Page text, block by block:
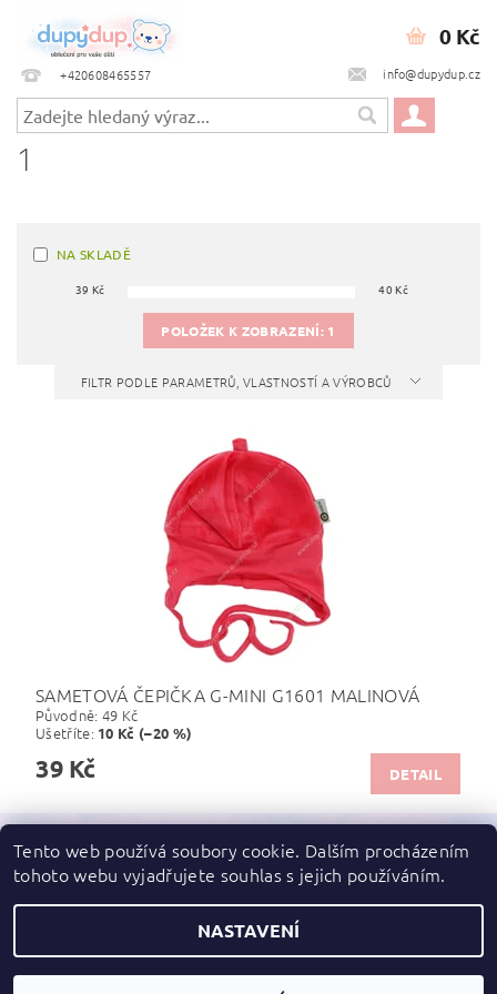
+420608465557 info@dupydup.cz
0 Kč
1
NA SKLADĚ
39 Kč 40 Kč
POLOŽEK K ZOBRAZENÍ: 1
FILTR PODLE PARAMETRŮ, VLASTNOSTÍ A VÝROBCŮ
SAMETOVÁ ČEPIČKA G-MINI G1601 MALINOVÁ
Původně: 49 Kč
Ušetříte: 10 Kč (–20 %)
39 Kč DETAIL
Zboží.cz | Heureka.cz
2026 ©dupydup, všechna práva vyhrazena
Tento web používá soubory cookie. Dalším procházením
tohoto webu vyjadřujete souhlas s jejich používáním.
NASTAVENÍ